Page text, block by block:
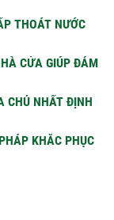
THOÁT NƯỚC
CỬA GIÚP ĐẢM
CHỦ NHẤT ĐỊNH
KHẮC PHỤC